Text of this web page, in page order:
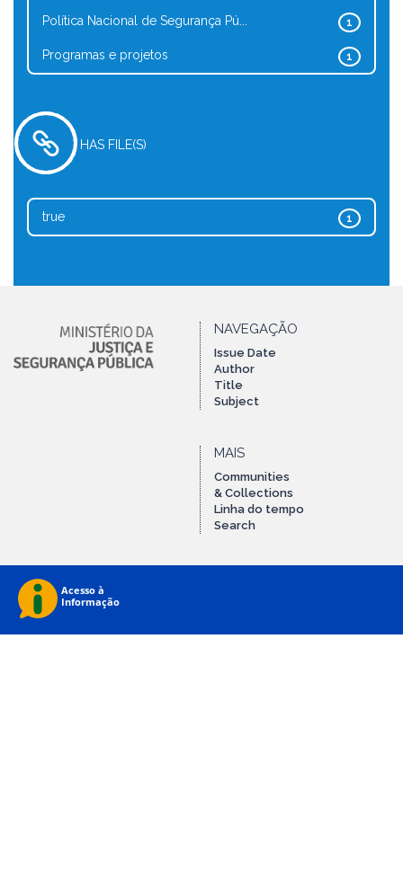
1
Política Nacional de Segurança Pú...
1
Programas e projetos
HAS FILE(S)
1
true
NAVEGAÇÃO
Issue Date
Author
Title
Subject
MAIS
Communities
& Collections
Linha do tempo
Search